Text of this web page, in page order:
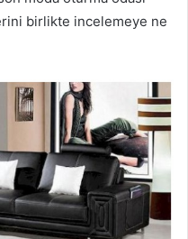
birlikte incelemeye ne